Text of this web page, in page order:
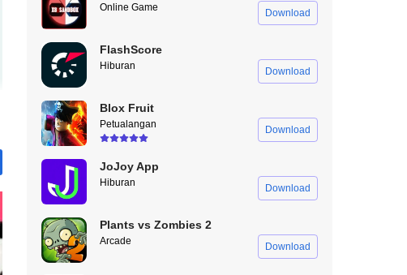
Online Game Download
FlashScore
Hiburan Download
Blox Fruit
Petualangan Download
JoJoy App
Hiburan Download
Plants vs Zombies 2
Arcade Download